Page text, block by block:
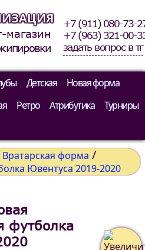
магазин
+7 (911) 080-73-
+7 (963) 321-00-
задать вопрос в тг
Детская
Новая форма
Ретро Атрибутика
Турниры
Вратарская форма /
Ювентуса 2019-2020
футболка